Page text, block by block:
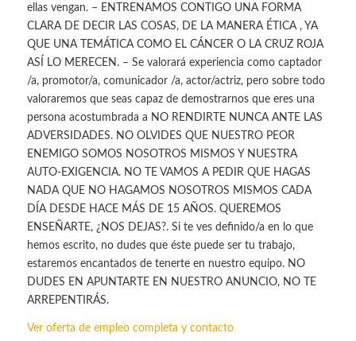
ellas vengan. – ENTRENAMOS CONTIGO UNA FORMA
CLARA DE DECIR LAS COSAS, DE LA MANERA ÉTICA , YA
QUE UNA TEMÁTICA COMO EL CÁNCER O LA CRUZ ROJA
ASÍ LO MERECEN. – Se valorará experiencia como captador
/a, promotor/a, comunicador /a, actor/actriz, pero sobre todo
valoraremos que seas capaz de demostrarnos que eres una
persona acostumbrada a NO RENDIRTE NUNCA ANTE LAS
ADVERSIDADES. NO OLVIDES QUE NUESTRO PEOR
ENEMIGO SOMOS NOSOTROS MISMOS Y NUESTRA
AUTO-EXIGENCIA. NO TE VAMOS A PEDIR QUE HAGAS
NADA QUE NO HAGAMOS NOSOTROS MISMOS CADA
DÍA DESDE HACE MÁS DE 15 AÑOS. QUEREMOS
ENSEÑARTE, ¿NOS DEJAS?. Si te ves definido/a en lo que
hemos escrito, no dudes que éste puede ser tu trabajo,
estaremos encantados de tenerte en nuestro equipo. NO
DUDES EN APUNTARTE EN NUESTRO ANUNCIO, NO TE
ARREPENTIRÁS.
Ver oferta de empleo completa y contacto